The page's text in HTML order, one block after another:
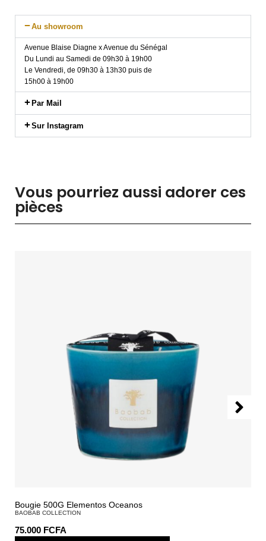
Au showroom
Avenue Blaise Diagne x Avenue du Sénégal
Du Lundi au Samedi de 09h30 à 19h00
Le Vendredi, de 09h30 à 13h30 puis de
15h00 à 19h00
Par Mail
Sur Instagram
Vous pourriez aussi adorer ces
pièces
Bougie 500G Elementos Oceanos
BAOBAB COLLECTION
75.000 FCFA